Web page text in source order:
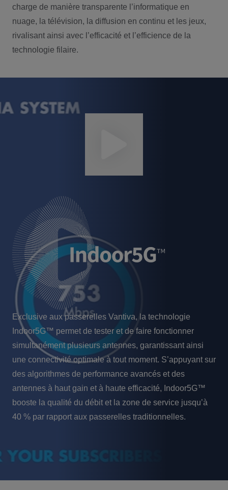
charge de manière transparente l’informatique en
nuage, la télévision, la diffusion en continu et les jeux,
rivalisant ainsi avec l’efficacité et l’efficience de la
technologie filaire.
Exclusive aux passerelles Vantiva, la technologie
Indoor5G™ permet de tester et de faire fonctionner
simultanément plusieurs antennes, garantissant ainsi
une connectivité optimale à tout moment. S’appuyant sur
des algorithmes de performance avancés et des
antennes à haut gain et à haute efficacité, Indoor5G™
booste la qualité du débit et la zone de service jusqu’à
40 % par rapport aux passerelles traditionnelles.